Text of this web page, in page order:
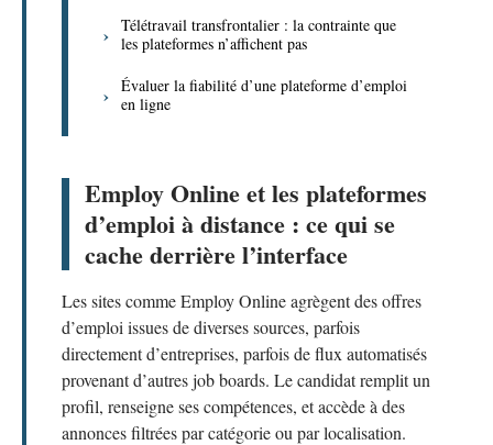
Télétravail transfrontalier : la contrainte que
les plateformes n’affichent pas
Évaluer la fiabilité d’une plateforme d’emploi
en ligne
Employ Online et les plateformes
d’emploi à distance : ce qui se
cache derrière l’interface
Les sites comme Employ Online agrègent des offres
d’emploi issues de diverses sources, parfois
directement d’entreprises, parfois de flux automatisés
provenant d’autres job boards. Le candidat remplit un
profil, renseigne ses compétences, et accède à des
annonces filtrées par catégorie ou par localisation.